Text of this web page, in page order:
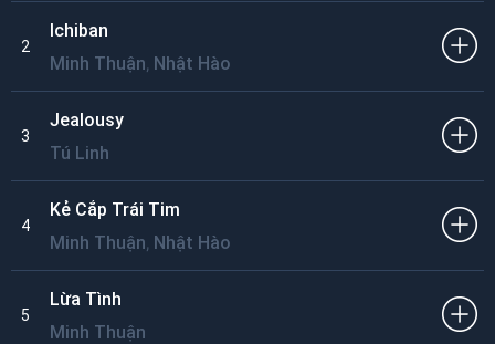
2
Ichiban
Minh Thuận, Nhật Hào
3
Jealousy
Tú Linh
4
Kẻ Cắp Trái Tim
Minh Thuận, Nhật Hào
5
Lừa Tình
Minh Thuận